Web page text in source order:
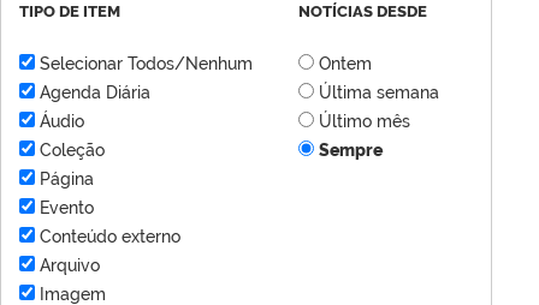
TIPO DE ITEM
Selecionar Todos/Nenhum
Agenda Diária
Áudio
Coleção
Página
Evento
Conteúdo externo
Arquivo
Imagem
NOTÍCIAS DESDE
Ontem
Última semana
Último mês
Sempre